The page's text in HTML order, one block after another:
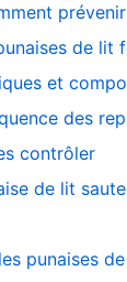
de lit
et
des
contrôler
de lit
punaises